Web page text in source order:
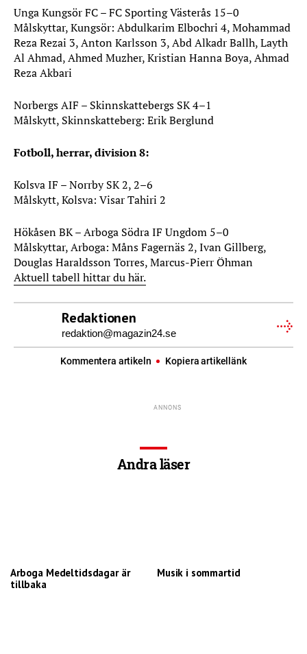
Unga Kungsör FC – FC Sporting Västerås 15–0
Målskyttar, Kungsör: Abdulkarim Elbochri 4, Mohammad
Reza Rezai 3, Anton Karlsson 3, Abd Alkadr Ballh, Layth
Al Ahmad, Ahmed Muzher, Kristian Hanna Boya, Ahmad
Reza Akbari
Norbergs AIF – Skinnskattebergs SK 4–1
Målskytt, Skinnskatteberg: Erik Berglund
Fotboll, herrar, division 8:
Kolsva IF – Norrby SK 2, 2–6
Målskytt, Kolsva: Visar Tahiri 2
Hökåsen BK – Arboga Södra IF Ungdom 5–0
Målskyttar, Arboga: Måns Fagernäs 2, Ivan Gillberg,
Douglas Haraldsson Torres, Marcus-Pierr Öhman
Aktuell tabell hittar du här.
Redaktionen
redaktion@magazin24.se
Kommentera artikeln Kopiera artikellänk
Andra läser
Arboga Medeltidsdagar är
tillbaka
Musik i sommartid